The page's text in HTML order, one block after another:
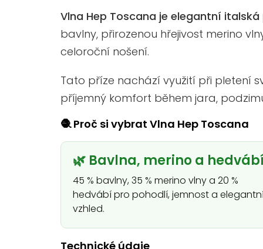
Vlna Hep Toscana je elegantní
bavlny, přirozenou hřejivost merino
celoroční nošení.
Tato příze nachází využití při pletení
příjemný komfort během jara,
🧶 Proč si vybrat Vlna Hep Toscana
🌿 Bavlna, merino a hedvábí
45 % bavlny, 35 % merino vlny a 20 %
hedvábí pro pohodlí, jemnost a
vzhled.
Technické údaje